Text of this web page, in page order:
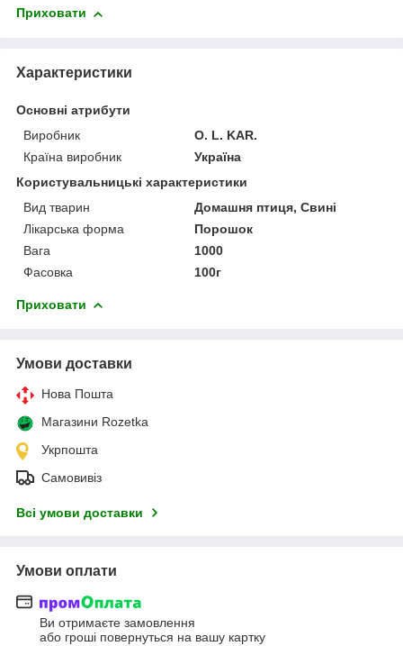
Приховати
Характеристики
Основні атрибути
Виробник
O. L. KAR.
Країна виробник
Україна
Користувальницькі характеристики
Вид тварин
Домашня птиця, Свині
Лікарська форма
Порошок
Вага
1000
Фасовка
100г
Приховати
Умови доставки
Нова Пошта
Магазини Rozetka
Укрпошта
Самовивіз
Всі умови доставки
Умови оплати
Ви отримаєте замовлення
або гроші повернуться на вашу картку